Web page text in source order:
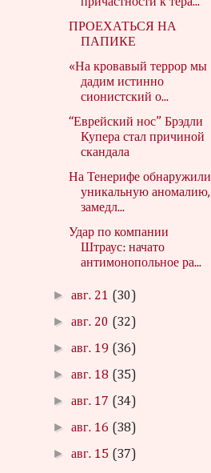
ПРОЕХАТЬСЯ НА
ПАПИКЕ
«На кровавый террор мы
дадим истинно
сионистский о...
“Еврейский нос” Брэдли
Купера стал причиной
скандала
На Тенерифе обнаружили
уникальную аномалию,
замедл...
Удар по компании
Штраус: начато
антимонопольное ра...
►авг. 21 (30)
►авг. 20 (32)
►авг. 19 (36)
►авг. 18 (35)
►авг. 17 (34)
►авг. 16 (38)
►авг. 15 (37)